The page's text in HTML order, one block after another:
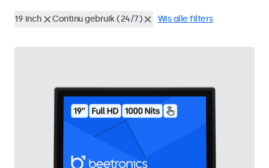
19 inch Continu gebruik (24/7) Wis alle filters